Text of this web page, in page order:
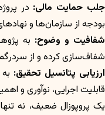
جلب حمایت مالی: در
بودجه از سازمان‌ها و
شفافیت و وضوح: به
شفاف‌سازی کرده و از
ارزیابی پتانسیل تحقیق:
قابلیت اجرایی، نوآوری و
یک پروپوزال ضعیف، نه